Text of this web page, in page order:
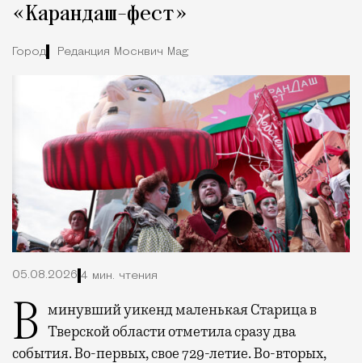
«Карандаш-фест»
Город Редакция Москвич Mag
05.08.2026 4 мин. чтения
В минувший уикенд маленькая Старица в Тверской области отметила сразу два
события. Во-первых, свое 729-летие. Во-вторых,